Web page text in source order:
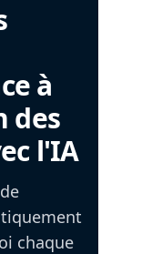
à
des
l'IA
chaque